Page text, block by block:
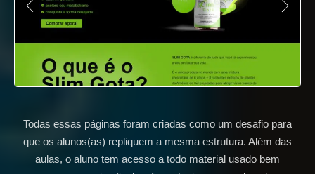
Todas essas páginas foram criadas como um desafio para
que os alunos(as) repliquem a mesma estrutura. Além das
aulas, o aluno tem acesso a todo material usado bem